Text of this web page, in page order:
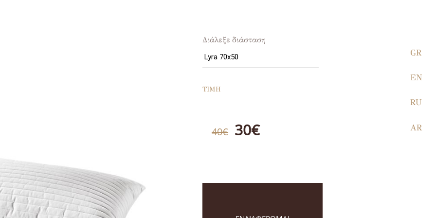
GR
EN
RU
AR
Διάλεξε διάσταση
ΤΙΜΗ
40€ 30€